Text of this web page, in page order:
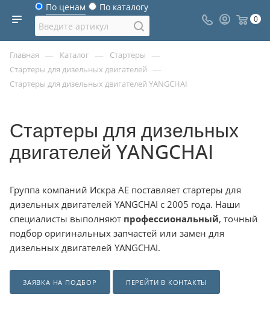
По ценам По каталогу
0
Главная — Каталог — Стартеры —
Стартеры для дизельных двигателей —
Стартеры для дизельных двигателей YANGCHAI
Стартеры для дизельных
двигателей YANGCHAI
Группа компаний Искра АЕ поставляет стартеры для
дизельных двигателей YANGCHAI с 2005 года. Наши
специалисты выполняют профессиональный, точный
подбор оригинальных запчастей или замен для
дизельных двигателей YANGCHAI.
ЗАЯВКА НА ПОДБОР ПЕРЕЙТИ В КОНТАКТЫ